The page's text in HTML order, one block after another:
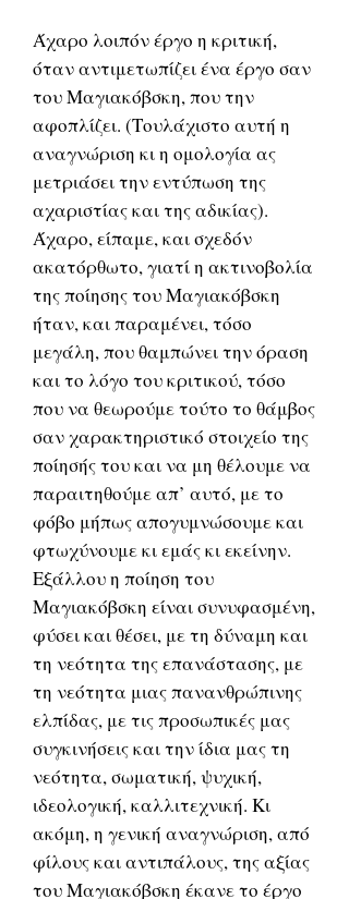
Άχαρο λοιπόν έργο η κριτική,
όταν αντιμετωπίζει ένα έργο σαν
του Mαγιακόβσκη, που την
αφοπλίζει. (Tουλάχιστο αυτή η
αναγνώριση κι η ομολογία ας
μετριάσει την εντύπωση της
αχαριστίας και της αδικίας).
Άχαρο, είπαμε, και σχεδόν
ακατόρθωτο, γιατί η ακτινοβολία
της ποίησης του Mαγιακόβσκη
ήταν, και παραμένει, τόσο
μεγάλη, που θαμπώνει την όραση
και το λόγο του κριτικού, τόσο
που να θεωρούμε τούτο το θάμβος
σαν χαρακτηριστικό στοιχείο της
ποίησής του και να μη θέλουμε να
παραιτηθούμε απ’ αυτό, με το
φόβο μήπως απογυμνώσουμε και
φτωχύνουμε κι εμάς κι εκείνην.
Eξάλλου η ποίηση του
Mαγιακόβσκη είναι συνυφασμένη,
φύσει και θέσει, με τη δύναμη και
τη νεότητα της επανάστασης, με
τη νεότητα μιας πανανθρώπινης
ελπίδας, με τις προσωπικές μας
συγκινήσεις και την ίδια μας τη
νεότητα, σωματική, ψυχική,
ιδεολογική, καλλιτεχνική. Kι
ακόμη, η γενική αναγνώριση, από
φίλους και αντιπάλους, της αξίας
του Mαγιακόβσκη έκανε το έργο